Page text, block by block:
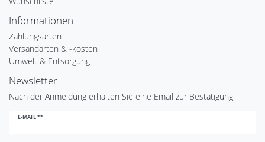
Informationen
Zahlungsarten
Versandarten & -kosten
Umwelt & Entsorgung
Newsletter
Nach der Anmeldung erhalten Sie eine Email zur Bestätigung
E-MAIL **
Newsletter